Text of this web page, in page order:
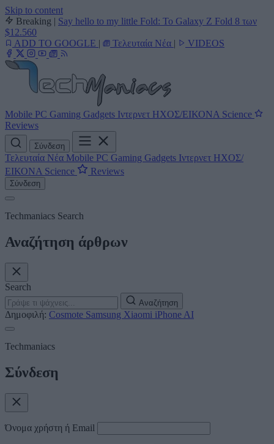
Skip to content
Breaking | Say hello to my little Fold: Το Galaxy Z Fold 8 των
$12.560
ADD TO GOOGLE | Τελευταία Νέα | VIDEOS
Mobile PC Gaming Gadgets Ιντερνετ ΗΧΟΣ/ΕΙΚΟΝΑ Science
Reviews
Σύνδεση
Τελευταία Νέα Mobile PC Gaming Gadgets Ιντερνετ ΗΧΟΣ/
ΕΙΚΟΝΑ Science Reviews
Σύνδεση
Techmaniacs Search
Αναζήτηση άρθρων
Search
Αναζήτηση
Δημοφιλή: Cosmote Samsung Xiaomi iPhone AI
Techmaniacs
Σύνδεση
Όνομα χρήστη ή Email